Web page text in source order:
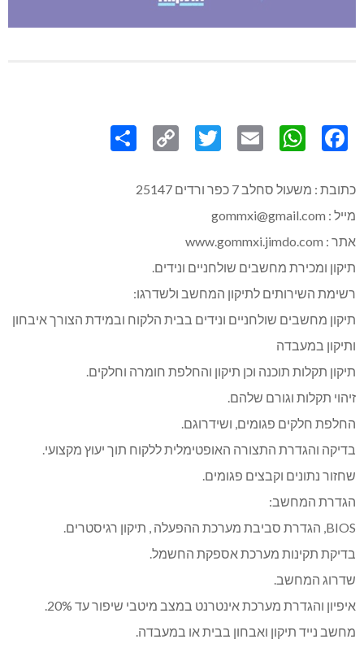
Link
כתובת : משעול סחלב 7 כפר ורדים 25147
מייל : gommxi@gmail.com
אתר : www.gommxi.jimdo.com
תיקון ומכירת מחשבים שולחניים ונידים.
רשימת השירותים לתיקון המחשב ולשדרגו:
תיקון מחשבים שולחניים ונידים בבית הלקוח ובמידת הצורך איבחון
ותיקון במעבדה
תיקון תקלות תוכנה וכן תיקון והחלפת חומרה וחלקים.
זיהוי תקלות וגורם שלהם.
החלפת חלקים פגומים, ושידרוגם.
בדיקה והגדרת התצורה האופטימלית ללקוח תוך יעוץ מקצועי.
שחזור נתונים וקבצים פגומים.
הגדרת המחשב:
BIOS, הגדרת סביבת מערכת ההפעלה , תיקון רגיסטרים.
בדיקת תקינות מערכת אספקת החשמל.
שדרוג המחשב.
איפיון והגדרת מערכת אינטרנט במצב מיטבי שיפור עד 20%.
מחשב נייד תיקון ואבחון בבית או במעבדה.